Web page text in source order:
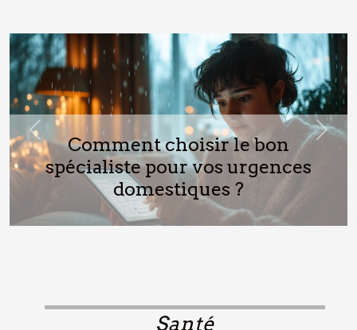
Comment choisir le bon
spécialiste pour vos urgences
domestiques ?
Previous Next
Santé